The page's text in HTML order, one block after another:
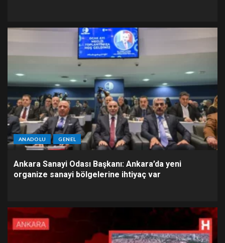
ANADOLU GENEL
Ankara Sanayi Odası Başkanı: Ankara’da yeni
organize sanayi bölgelerine ihtiyaç var